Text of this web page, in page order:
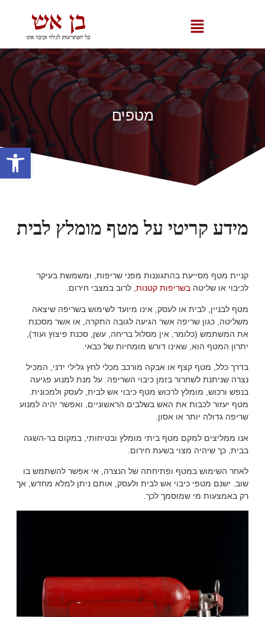
פתח
מטפים
מידע קריטי על מטף מומלץ לבית
קניית מטף מסייעת בהתגוננות מפני שריפות, ומשמשת בעיקר
לכיבוי או שליטה בשריפות קטנות, לרוב במצבי חירום.
מטף לבניין, לבית או לעסק, אינו מיועד לשימוש בשריפה שיצאה
משליטה, כגון שריפה אשר הגיעה לגובה התקרה, או אשר מסכנת
את המשתמש (כלומר, אין מסלול בריחה, עשן, סכנת פיצוץ ועוד),
יתרון המטף הוא, שאינו דורש מומחיות של כבאי.
בדרך כלל, מטף קצף או אבקה מורכב מכלי לחץ גלילי ידני, המכיל
נצרה שניתנת לשחרור בזמן כיבוי השריפה. על מנת למנוע פגיעה
בנפש ורכוש, מומלץ לרכוש מטף כיבוי אש לבית, לעסק ולמכונית.
מטף יעזור לכבות את האש בשלבים הראשוניים, ואפשר יהיה למנוע
שריפה גדולה יותר או אסון.
אנו ממליצים למקם מטף ביתי מומלץ ובטיחותי, במקום בר-השגה
בבית, כך שיהיה מצוי בשעת חירום.
לאחר השימוש במטף ופתיחתה של הנצרה, אי אפשר להשתמש בו
שוב. ישנם מטפי כיבוי אש לבית ולעסק, אותם ניתן למלא מחדש, אך
רק באמצעות מי שמוסמך לכך.